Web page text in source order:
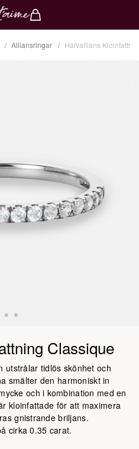
Alliansringar Halvallians
Classique
utstrålar tidlös skönhet och
smälter den harmoniskt in
och i kombination med en
kloinfattade för att maximera
gnistrande briljans.
cirka 0.35 carat.